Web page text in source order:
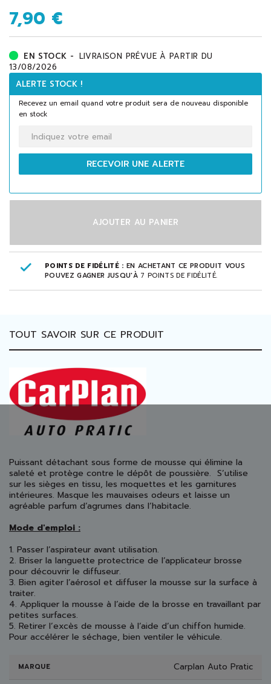
7,90 €
EN STOCK - LIVRAISON PRÉVUE À PARTIR DU
13/08/2026
ALERTE STOCK !
Recevez un email quand votre produit sera de nouveau disponible
en stock
RECEVOIR UNE ALERTE
AJOUTER AU PANIER
POINTS DE FIDÉLITÉ : EN ACHETANT CE PRODUIT VOUS
POUVEZ GAGNER JUSQU'À 7 POINTS DE FIDÉLITÉ.
TOUT SAVOIR SUR CE PRODUIT
Puissant détachant sous forme de mousse qui élimine la
saleté et protège contre le dépôt de poussière. S’utilise
sur les sièges en tissu, les moquettes et les garnitures
intérieures. Masque les mauvaises odeurs et laisse un
agréable parfum d’agrumes dans l’habitacle.
Mode d'emploi :
1. Passer l’aspirateur avant utilisation.
2. Briser la languette protectrice de l’applicateur brosse
pour découvrir le diffuseur.
3. Bien agiter l’aérosol et diffuser la mousse sur la surface à
traiter.
4. Appliquer la mousse à l’aide de la brosse en travaillant par
petites surfaces.
5. Retirer l’excès de mousse à l’aide d’un chiffon humide.
Pour accélérer le séchage, bien ventiler le véhicule.
MARQUE Carplan Auto Pratic